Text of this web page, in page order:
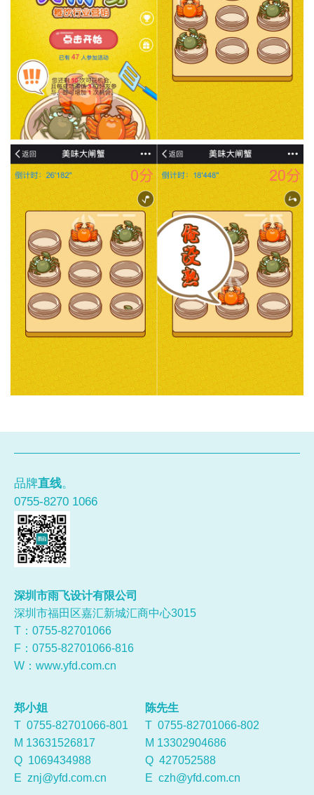
品牌直线。
0755-8270 1066
深圳市雨飞设计有限公司
深圳市福田区嘉汇新城汇商中心3015
T：0755-82701066
F：0755-82701066-816
W： www.yfd.com.cn
郑小姐
T 0755-82701066-801
M 13631526817
Q 1069434988
E znj@yfd.com.cn
陈先生
T 0755-82701066-802
M 13302904686
Q 427052588
E czh@yfd.com.cn